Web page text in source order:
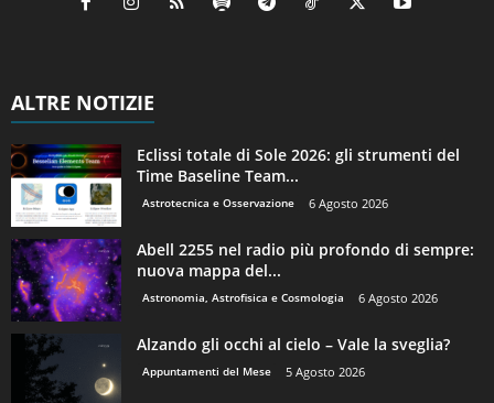
ALTRE NOTIZIE
Eclissi totale di Sole 2026: gli strumenti del
Time Baseline Team...
Astrotecnica e Osservazione 6 Agosto 2026
Abell 2255 nel radio più profondo di sempre:
nuova mappa del...
Astronomia, Astrofisica e Cosmologia 6 Agosto 2026
Alzando gli occhi al cielo – Vale la sveglia?
Appuntamenti del Mese 5 Agosto 2026